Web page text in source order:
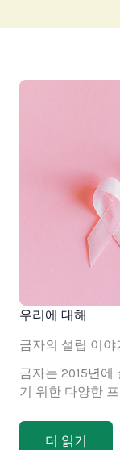
우리에 대해
금자의 설립 이야
금자는 2015년에
기 위한 다양한
더 읽기